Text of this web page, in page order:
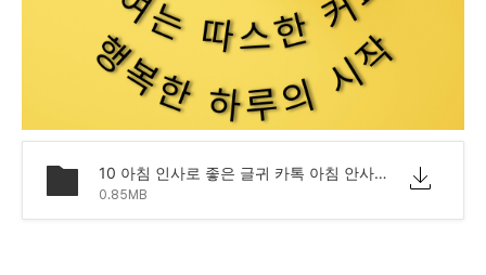
10 아침 인사로 좋은 글귀 카톡 아침 안사말 모음 문구.png
0.85MB